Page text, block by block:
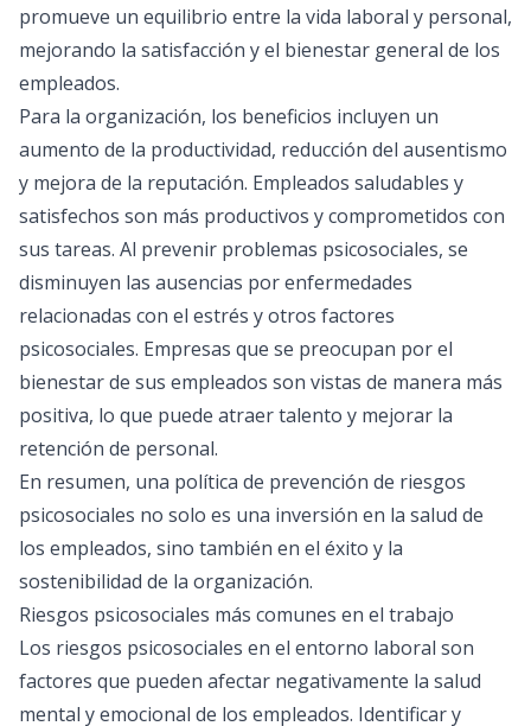
promueve un equilibrio entre la vida laboral y personal,
mejorando la satisfacción y el bienestar general de los
empleados.
Para la organización, los beneficios incluyen un
aumento de la productividad, reducción del ausentismo
y mejora de la reputación. Empleados saludables y
satisfechos son más productivos y comprometidos con
sus tareas. Al prevenir problemas psicosociales, se
disminuyen las ausencias por enfermedades
relacionadas con el estrés y otros factores
psicosociales. Empresas que se preocupan por el
bienestar de sus empleados son vistas de manera más
positiva, lo que puede atraer talento y mejorar la
retención de personal.
En resumen, una política de prevención de riesgos
psicosociales no solo es una inversión en la salud de
los empleados, sino también en el éxito y la
sostenibilidad de la organización.
Riesgos psicosociales más comunes en el trabajo
Los riesgos psicosociales en el entorno laboral son
factores que pueden afectar negativamente la salud
mental y emocional de los empleados. Identificar y